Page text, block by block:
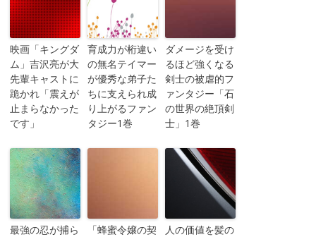
映画「キングダ
ム」吉沢亮が大
先輩キャストに
跪かれ「震えが
止まらなかった
です」
育成力が桁違い
の無名テイマー
が優秀な弟子た
ちに支えられ成
り上がるファン
タジー1巻
ダメージを受け
るほど強くなる
剣士の被虐的フ
ァンタジー「石
の世界の絶頂剣
士」1巻
最強の忍が捕ら
「蜂蜜令嬢の契
人の価値を髪の